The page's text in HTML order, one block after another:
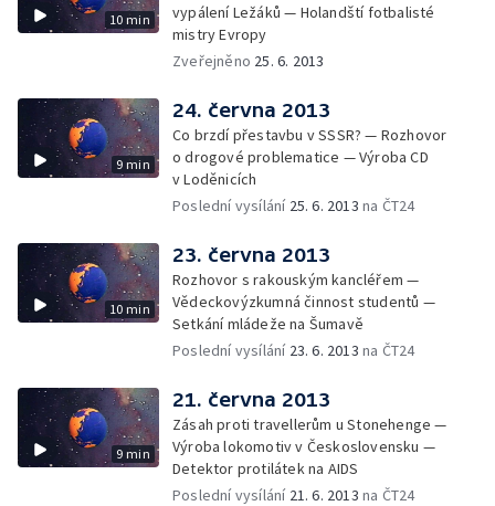
10 min
vypálení Ležáků — Holandští fotbalisté
mistry Evropy
Zveřejněno 25. 6. 2013
9 min
24. června 2013
Co brzdí přestavbu v SSSR? — Rozhovor
o drogové problematice — Výroba CD
v Loděnicích
Poslední vysílání 25. 6. 2013 na ČT24
10 min
23. června 2013
Rozhovor s rakouským kancléřem —
Vědeckovýzkumná činnost studentů —
Setkání mládeže na Šumavě
Poslední vysílání 23. 6. 2013 na ČT24
9 min
21. června 2013
Zásah proti travellerům u Stonehenge —
Výroba lokomotiv v Československu —
Detektor protilátek na AIDS
Poslední vysílání 21. 6. 2013 na ČT24